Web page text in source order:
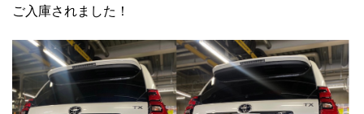
ご入庫されました！